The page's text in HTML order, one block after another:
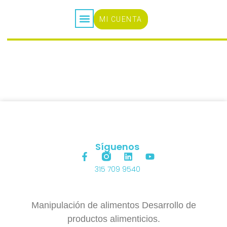
MI CUENTA
Manipulación de alimentos Desarrollo de
productos alimenticios.
Síguenos
315 709 9540